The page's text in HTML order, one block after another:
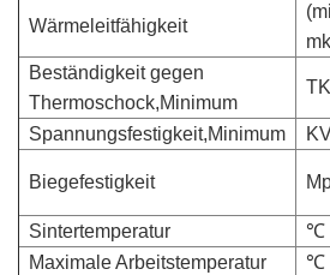
Wärmeleitfähigkeit
Beständigkeit gegen
Thermoschock,Minimum
Spannungsfestigkeit,Minimum
Biegefestigkeit
Sintertemperatur ℃
Maximale Arbeitstemperatur
℃